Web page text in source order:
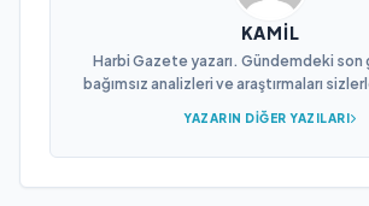
KAMIL
Harbi Gazete yazarı. Gündemdeki son
bağımsız analizleri ve araştırmaları
YAZARIN DIĞER YAZILARI